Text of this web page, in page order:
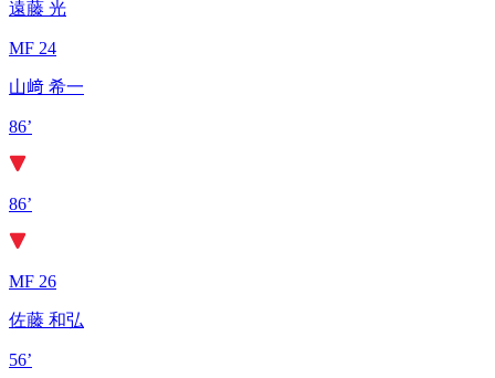
遠藤 光
MF 24
山﨑 希一
86’
86’
MF 26
佐藤 和弘
56’